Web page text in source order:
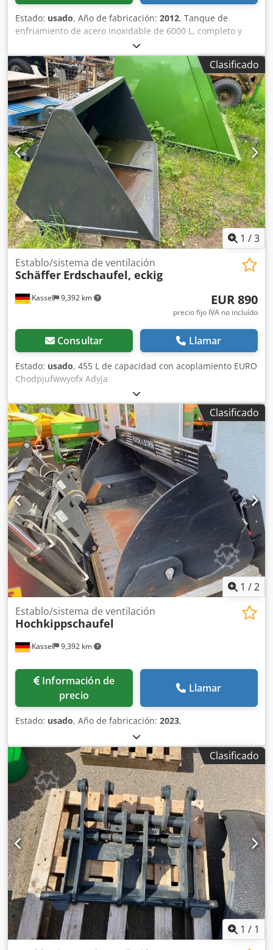
Estado: usado, Año de fabricación: 2012, Tanque de
enfriamiento de acero inoxidable de 6000 L, completo y
totalmente operativo. Chodpfx Adetvgm Doyja
Clasificado
1 /3
Kassel 9,392 km
Establo/sistema de ventilación
Schäffer Erdschaufel, eckig
EUR 890
precio fijo IVA no incluído
Consultar Llamar
Estado: usado, 455 L de capacidad con acoplamiento EURO
Chodpjufwwyofx Adyja
Clasificado
1 /2
Kassel 9,392 km
Establo/sistema de ventilación
Hochkippschaufel
Información de
precio
Llamar
Estado: usado, Año de fabricación: 2023,
Clasificado
1 / 1